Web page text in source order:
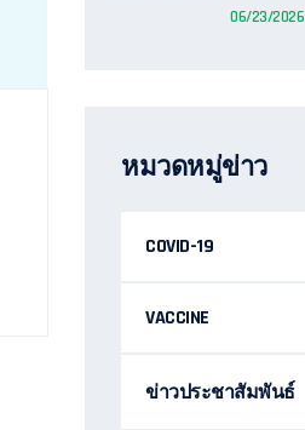
06/23/2026
หมวดหมู่ข่าว
COVID-19
VACCINE
ข่าวประชาสัมพันธ์